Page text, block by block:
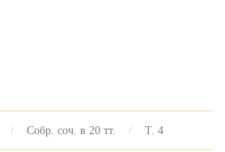
Собр. соч. в 20 тт. Т. 4